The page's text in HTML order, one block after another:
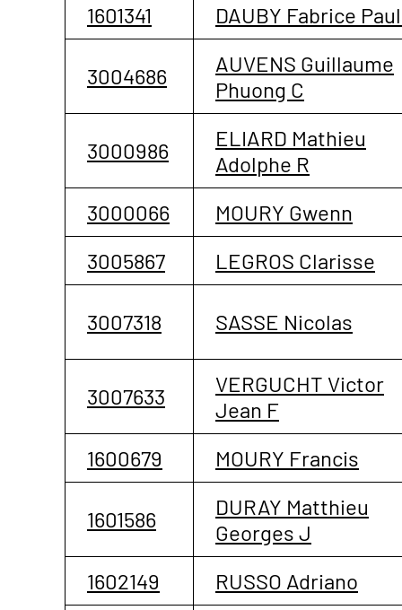
1601341 DAUBY Fabrice
3004686
AUVENS Guillaume
Phuong C
3000986
ELIARD Mathieu
Adolphe R
3000066
MOURY Gwenn
3005867
LEGROS Clarisse
3007318 SASSE Nicolas
3007633
VERGUCHT Victor
Jean F
1600679
MOURY Francis
1601586
DURAY Matthieu
Georges J
1602149
RUSSO Adriano